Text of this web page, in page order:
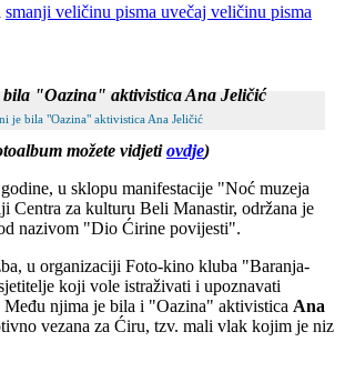
smanji veličinu pisma uvečaj veličinu pisma
je bila "Oazina" aktivistica Ana Jeličić
možete vidjetiovdje)
godine, u sklopu manifestacije "Noć muzeja
Centra za kulturu Beli Manastir, održana je
nazivom "Dio Ćirine povijesti".
u organizaciji Foto-kino kluba "Baranja-
koji vole istraživati i upoznavati
Među njima je bila i "Oazina" aktivistica Ana
vezana za Ćiru, tzv. mali vlak kojim je niz